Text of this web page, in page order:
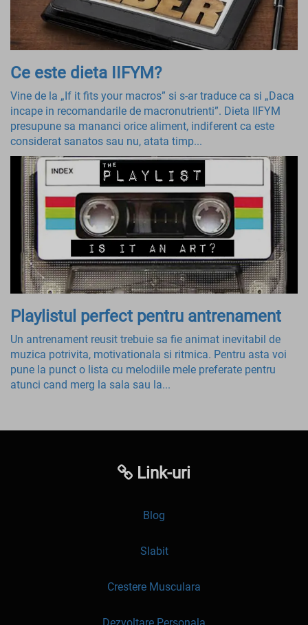
Ce este dieta IIFYM?
Vine de la „If it fits your macros” si s-ar traduce ca si „Daca
incape in recomandarile de macronutrienti”. Dieta IIFYM
presupune sa mananci orice aliment, indiferent ca este
considerat sanatos sau nu, atata timp...
Playlistul perfect pentru antrenament
Un antrenament reusit trebuie sa fie animat inevitabil de
muzica potrivita, motivationala si ritmica. Pentru asta voi
pune la punct o lista cu melodiile mele preferate pentru
atunci cand merg la sala sau la...
Link-uri
Blog
Slabit
Crestere Musculara